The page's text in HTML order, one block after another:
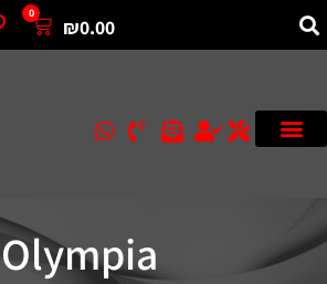
₪0.00
0
Olympia